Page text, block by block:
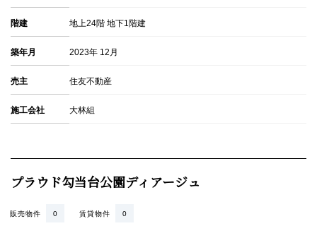
階建 地上24階 地下1階建
築年月 2023年 12月
売主 住友不動産
施工会社 大林組
プラウド勾当台公園ディアージュ
賃貸物件 0
販売物件 0